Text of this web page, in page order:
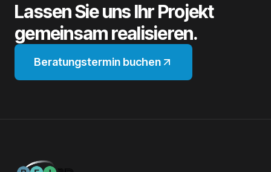
Lassen Sie uns Ihr Projekt
gemeinsam realisieren.
Beratungstermin buchen